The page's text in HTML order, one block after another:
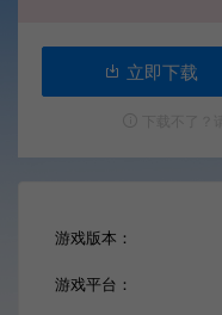
立即下载
游戏版本：
游戏平台：